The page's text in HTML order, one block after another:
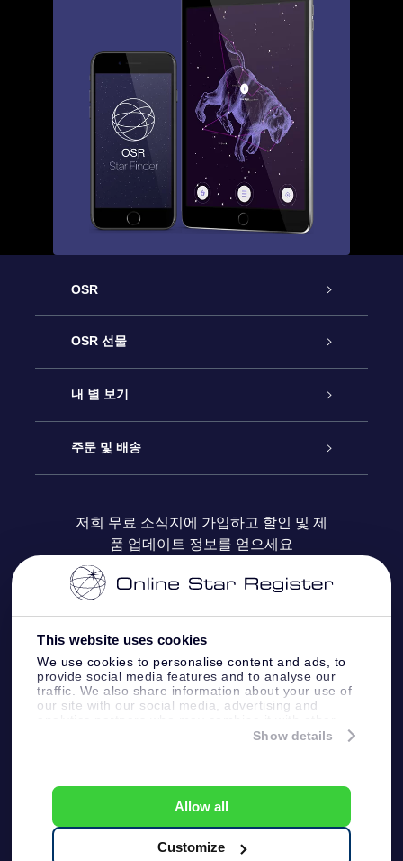
This website uses cookies
We use cookies to personalise content and ads, to
provide social media features and to analyse our
traffic. We also share information about your use of
our site with our social media, advertising and
information that you’ve provided to them or that
Show details
Allow all
Customize
OSR
고객 서비스
연락처
블로그
OSR 선물
온라인 별 선물
OSR 선물 팩
OSR 상품권
기업 선물
내 별 보기
Star Register
맞춤 별 페이지
One Million Stars
Fly me to the stars VR 앱
주문 및 배송
결제 정보
배송 정보
환불 정책
별자리
저희 무료 소식지에 가입하고 할인 및 제
품 업데이트 정보를 얻으세요
고객 서비스:help@osr.org
일반 사용 약관
개인정보보호 정책